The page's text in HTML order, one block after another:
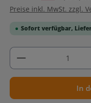
Preise inkl. MwSt. zzgl.
Sofort verfügbar,
Produkt Anzahl:
In